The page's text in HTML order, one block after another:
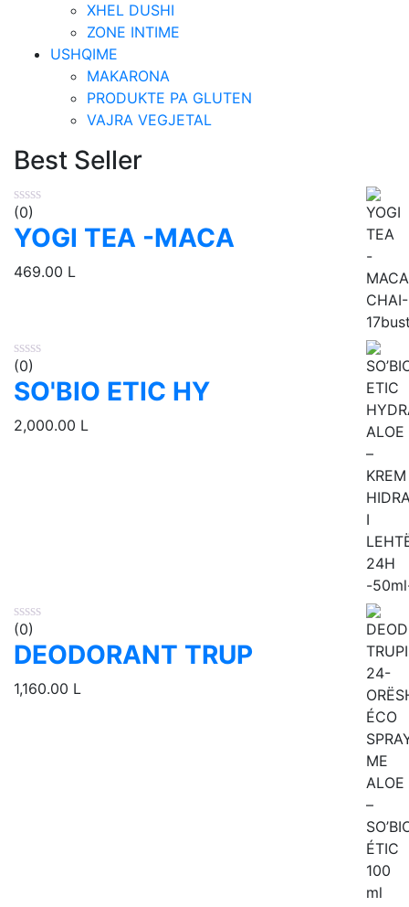
XHEL DUSHI
ZONE INTIME
USHQIME
MAKARONA
PRODUKTE PA GLUTEN
VAJRA VEGJETAL
Best Seller
(0)
YOGI TEA -MACA
469.00 L
(0)
SO'BIO ETIC HY
2,000.00 L
(0)
DEODORANT TRUP
1,160.00 L